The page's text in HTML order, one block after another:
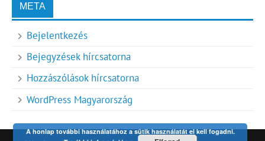
META
Bejelentkezés
Bejegyzések hírcsatorna
Hozzászólások hírcsatorna
WordPress Magyarország
A honlap további használatához a sütik használatát el kell fogadni.